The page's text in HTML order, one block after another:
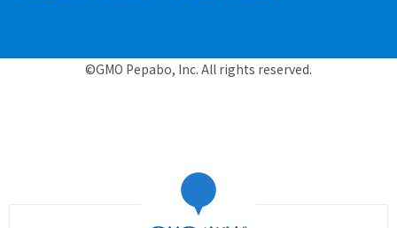
©GMO Pepabo, Inc. All rights reserved.